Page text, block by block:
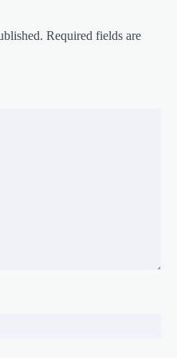
Required fields are